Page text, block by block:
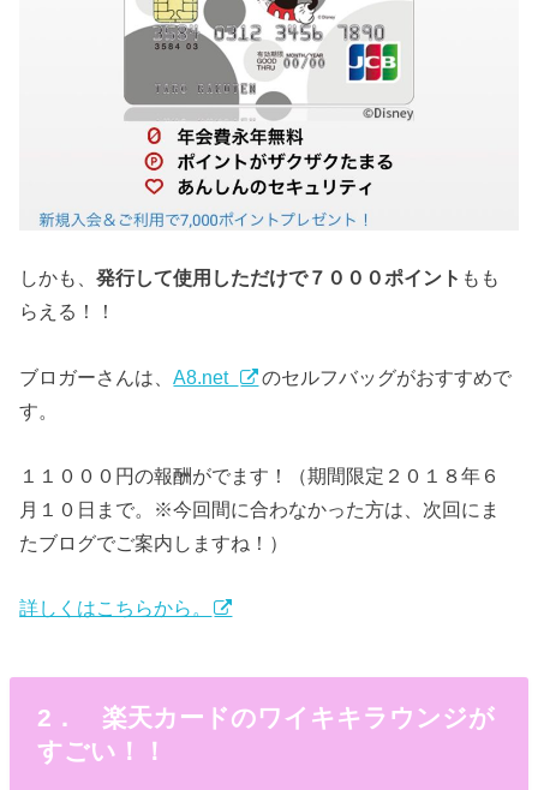
しかも、発行して使用しただけで７０００ポイント もも
らえる！！
ブロガーさんは、 A8.net
のセルフバッグがおすすめで
す。
１１０００円の報酬がでます！（期間限定２０１８年６
月１０日まで。※今回間に合わなかった方は、次回にま
たブログでご案内しますね！）
詳しくはこちらから。
2． 楽天カードのワイキキラウンジが
すごい！！